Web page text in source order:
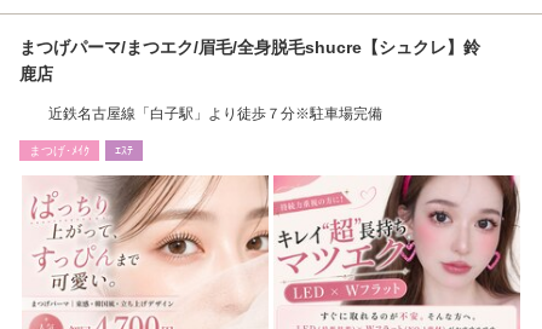
まつげパーマ/まつエク/眉毛/全身脱毛shucre【シュクレ】鈴
鹿店
近鉄名古屋線「白子駅」より徒歩７分※駐車場完備
まつげ･ﾒｲｸ ｴｽﾃ